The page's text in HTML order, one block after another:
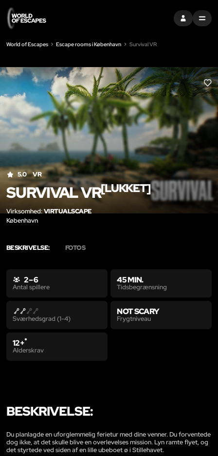
LOG INDMENU
World of Escapes Escape rooms i København Survival VR
LIKE
5.0 VR
SURVIVAL VR[LUKKET]
Virksomhed:VIRTUALSCAPE
København
BESKRIVELSE: FOTOS
2 – 6
Antal spillere
45 MIN.
Tidsbegrænsning
Sværhedsgrad (1-4)
NOT SCARY
Frygtniveau
12+*
Alderskrav
BESKRIVELSE:
Du planlagde en uforglemmelig ferietur med dine venner. Du forventede
dog ikke, at det skulle blive en overlevelses mission. Lyn ramte flyet, og
det styrtede ved siden af en lille ubeboet ø i Stillehavet.